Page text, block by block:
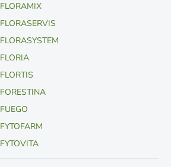
FLORAMIX
FLORASERVIS
FLORASYSTEM
FLORIA
FLORTIS
FORESTINA
FUEGO
FYTOFARM
FYTOVITA